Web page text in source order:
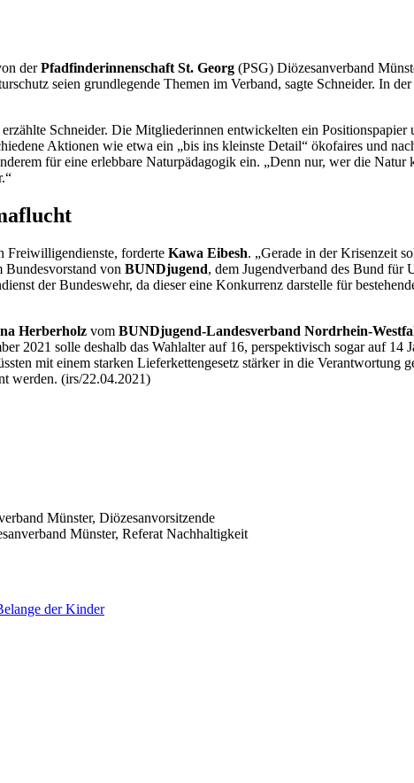
derPfadfinderinnenschaft St. Georg (PSG) Diözesanverband
seien grundlegende Themen im Verband, sagte Schneider. In
Schneider. Die Mitgliederinnen entwickelten ein
Aktionen wie etwa ein „bis ins kleinste Detail“ ökofaires und
für eine erlebbare Naturpädagogik ein. „Denn nur, wer die
Freiwilligendienste, forderte Kawa Eibesh. „Gerade in der Krisenzeit
von BUNDjugend, dem Jugendverband des Bund
der Bundeswehr, da dieser eine Konkurrenz darstelle für
Herberholz vom BUNDjugend-Landesverband Nordrhein-
2021 solle deshalb das Wahlalter auf 16, perspektivisch sogar auf
mit einem starken Lieferkettengesetz stärker in die
werden. (irs/22.04.2021)
Münster, Diözesanvorsitzende
Münster, Referat Nachhaltigkeit
der Kinder